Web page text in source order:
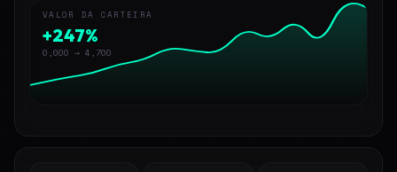
VALOR DA CARTEIRA
+247%
0,000 → 4,700